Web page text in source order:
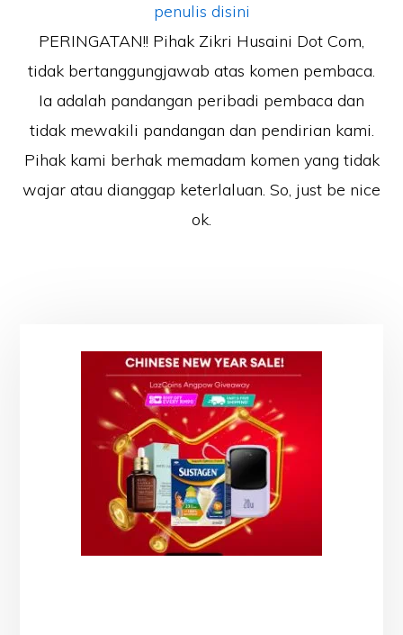
penulis disini
PERINGATAN!! Pihak Zikri Husaini Dot Com,
tidak bertanggungjawab atas komen pembaca.
Ia adalah pandangan peribadi pembaca dan
tidak mewakili pandangan dan pendirian kami.
Pihak kami berhak memadam komen yang tidak
wajar atau dianggap keterlaluan. So, just be nice
ok.